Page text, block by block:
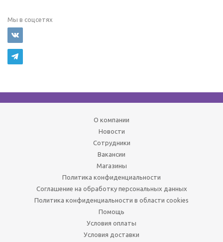
Мы в соцсетях
О компании
Новости
Сотрудники
Вакансии
Магазины
Политика конфиденциальности
Соглашение на обработку персональных данных
Политика конфиденциальности в области cookies
Помощь
Условия оплаты
Условия доставки